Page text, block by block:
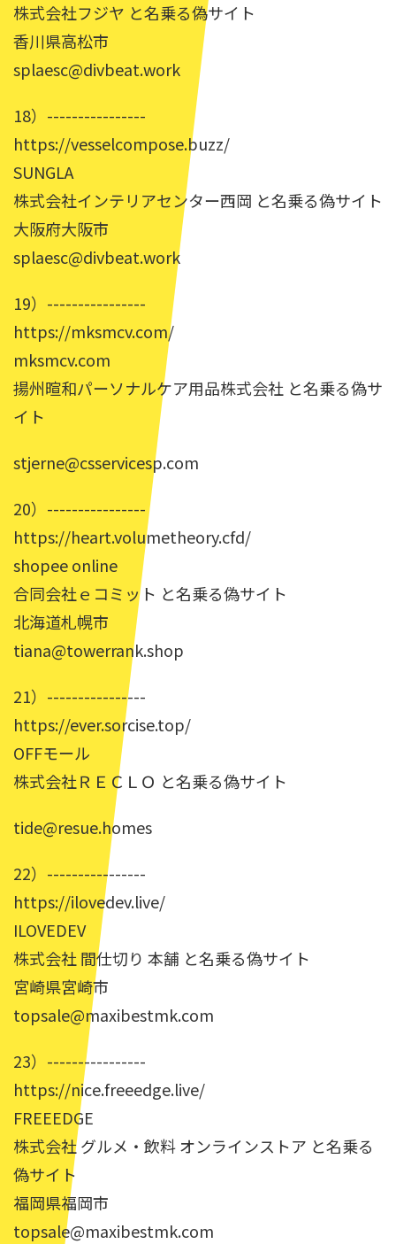
株式会社フジヤ と名乗る偽サイト
香川県高松市
splaesc@divbeat.work
18）----------------
https://vesselcompose.buzz/
SUNGLA
株式会社インテリアセンター西岡 と名乗る偽サイト
大阪府大阪市
splaesc@divbeat.work
19）----------------
https://mksmcv.com/
mksmcv.com
揚州暄和パーソナルケア用品株式会社 と名乗る偽サ
イト
stjerne@csservicesp.com
20）----------------
https://heart.volumetheory.cfd/
shopee online
合同会社ｅコミット と名乗る偽サイト
北海道札幌市
tiana@towerrank.shop
21）----------------
https://ever.sorcise.top/
OFFモール
株式会社ＲＥＣＬＯ と名乗る偽サイト
tide@resue.homes
22）----------------
https://ilovedev.live/
ILOVEDEV
株式会社 間仕切り 本舗 と名乗る偽サイト
宮崎県宮崎市
topsale@maxibestmk.com
23）----------------
https://nice.freeedge.live/
FREEEDGE
株式会社 グルメ・飲料 オンラインストア と名乗る
偽サイト
福岡県福岡市
topsale@maxibestmk.com